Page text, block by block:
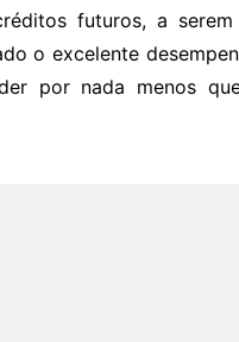
futuros, a
o excelente
por nada menos